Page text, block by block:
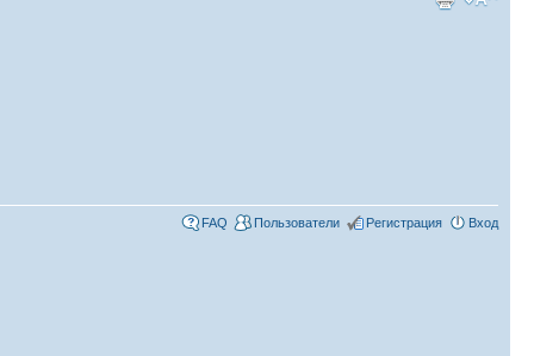
FAQ Пользователи Регистрация Вход